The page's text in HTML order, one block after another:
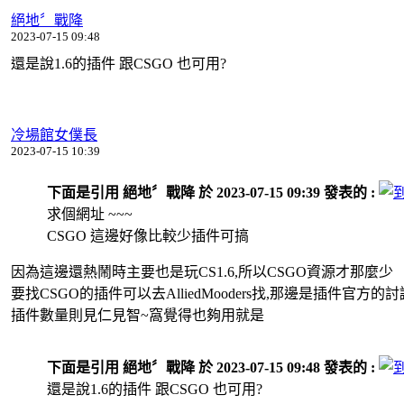
絕地〞戰降
2023-07-15 09:48
還是說1.6的插件 跟CSGO 也可用?
冷場館女僕長
2023-07-15 10:39
下面是引用 絕地〞戰降 於 2023-07-15 09:39 發表的 :
求個網址 ~~~
CSGO 這邊好像比較少插件可搞
因為這邊還熱鬧時主要也是玩CS1.6,所以CSGO資源才那麼少
要找CSGO的插件可以去AlliedMooders找,那邊是插件官方的討
插件數量則見仁見智~窩覺得也夠用就是
下面是引用 絕地〞戰降 於 2023-07-15 09:48 發表的 :
還是說1.6的插件 跟CSGO 也可用?